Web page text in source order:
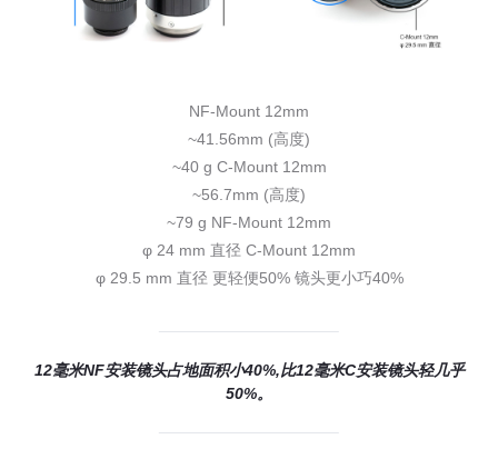
NF-Mount 12mm
~41.56mm (高度)
~40 g C-Mount 12mm
~56.7mm (高度)
~79 g NF-Mount 12mm
φ 24 mm 直径 C-Mount 12mm
φ 29.5 mm 直径 更轻便50% 镜头更小巧40%
12毫米NF安装镜头占地面积小40%,比12毫米C安装镜头轻几乎
50%。